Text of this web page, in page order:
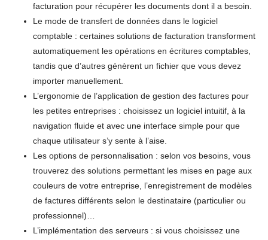
facturation pour récupérer les documents dont il a besoin.
Le mode de transfert de données dans le logiciel
comptable : certaines solutions de facturation transforment
automatiquement les opérations en écritures comptables,
tandis que d’autres génèrent un fichier que vous devez
importer manuellement.
L’ergonomie de l’application de gestion des factures pour
les petites entreprises : choisissez un logiciel intuitif, à la
navigation fluide et avec une interface simple pour que
chaque utilisateur s’y sente à l’aise.
Les options de personnalisation : selon vos besoins, vous
trouverez des solutions permettant les mises en page aux
couleurs de votre entreprise, l’enregistrement de modèles
de factures différents selon le destinataire (particulier ou
professionnel)…
L’implémentation des serveurs : si vous choisissez une